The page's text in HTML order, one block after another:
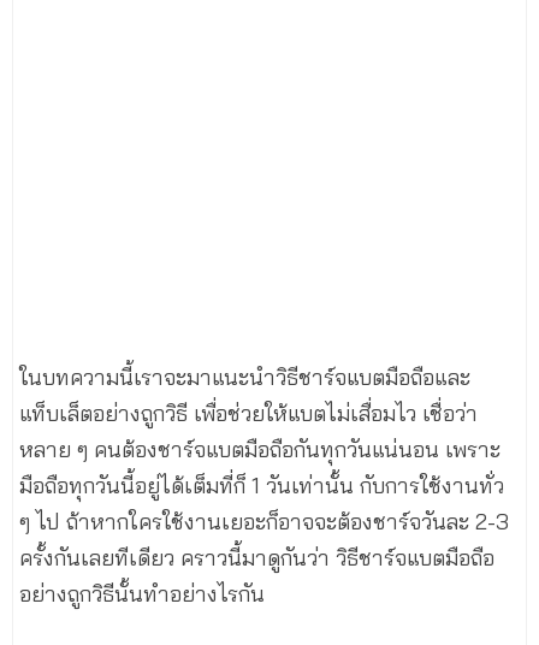
ในบทความนี้เราจะมาแนะนำวิธีชาร์จแบตมือถือและ
แท็บเล็ตอย่างถูกวิธี เพื่อช่วยให้แบตไม่เสื่อมไว เชื่อว่า
หลาย ๆ คนต้องชาร์จแบตมือถือกันทุกวันแน่นอน เพราะ
มือถือทุกวันนี้อยู่ได้เต็มที่ก็ 1 วันเท่านั้น กับการใช้งานทั่ว
ๆ ไป ถ้าหากใครใช้งานเยอะก็อาจจะต้องชาร์จวันละ 2-3
ครั้งกันเลยทีเดียว คราวนี้มาดูกันว่า วิธีชาร์จแบตมือถือ
อย่างถูกวิธีนั้นทำอย่างไรกัน